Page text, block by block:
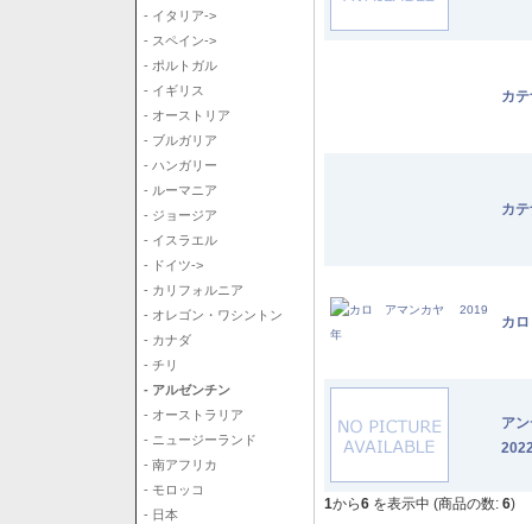
- イタリア->
- スペイン->
- ポルトガル
- イギリス
- オーストリア
- ブルガリア
- ハンガリー
- ルーマニア
- ジョージア
- イスラエル
- ドイツ->
- カリフォルニア
- オレゴン・ワシントン
- カナダ
- チリ
- アルゼンチン
- オーストラリア
- ニュージーランド
- 南アフリカ
- モロッコ
- 日本
カ
カ
カ
ア
1から6 を表示中 (商品の数: 6)